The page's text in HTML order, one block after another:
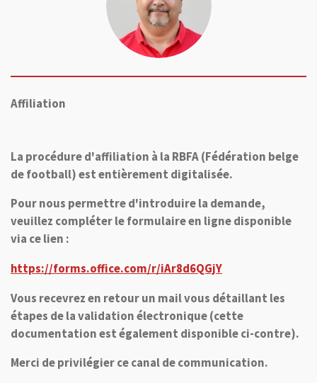
Affiliation
La procédure d'affiliation à la RBFA (Fédération belge
de football) est entièrement digitalisée.
Pour nous permettre d'introduire la demande,
veuillez compléter le formulaire en ligne disponible
via ce lien :
https://forms.office.com/r/iAr8d6QGjY
Vous recevrez en retour un mail vous détaillant les
étapes de la validation électronique (cette
documentation est également disponible ci-contre).
Merci de privilégier ce canal de communication.